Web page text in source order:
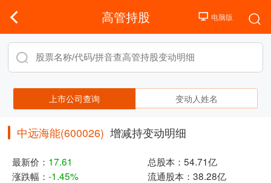
高管持股
上市公司查询 变动人姓名
中远海能(600026) 增减持变动明细
最新价： 17.61 总股本： 54.71亿
涨跌幅： -1.45% 流通股本： 38.28亿